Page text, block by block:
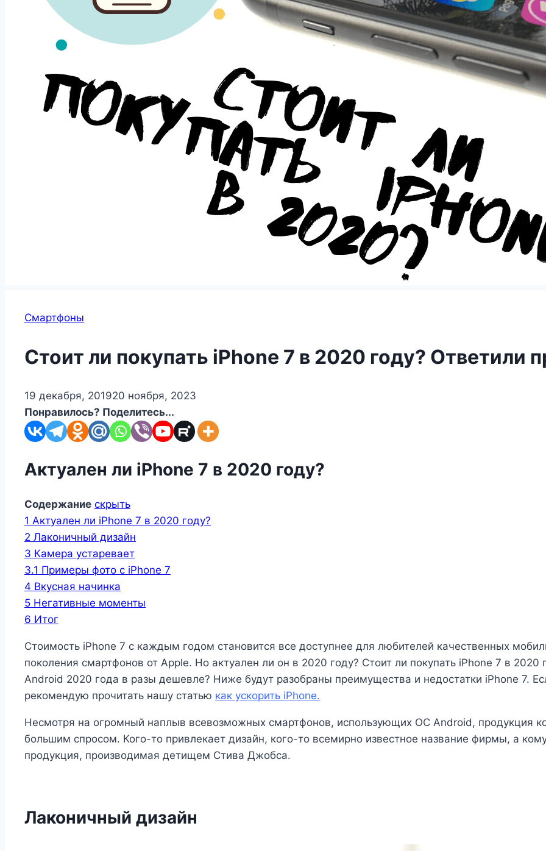
Смартфоны
Стоит ли покупать iPhone 7 в 2020 году? Ответили
19 декабря, 201920 ноября, 2023
Понравилось? Поделитесь...
Актуален ли iPhone 7 в 2020 году?
Содержание скрыть
1 Актуален ли iPhone 7 в 2020 году?
2 Лаконичный дизайн
3 Камера устаревает
3.1 Примеры фото с iPhone 7
4 Вкусная начинка
5 Негативные моменты
6 Итог
Стоимость iPhone 7 с каждым годом становится все доступнее для любителей качественных
поколения смартфонов от Apple. Но актуален ли он в 2020 году? Стоит ли покупать iPhone 7 в
Android 2020 года в разы дешевле? Ниже будут разобраны преимущества и недостатки iPhone 7.
рекомендую прочитать нашу статью как ускорить iPhone.
Несмотря на огромный наплыв всевозможных смартфонов, использующих ОС Android, продукция
большим спросом. Кого-то привлекает дизайн, кого-то всемирно известное название фирмы, а
продукция, производимая детищем Стива Джобса.
Лаконичный дизайн